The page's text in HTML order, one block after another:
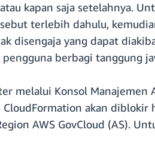
kapan saja setelahnya.
terlebih dahulu,
disengaja yang dapat
berbagi tanggung
melalui Konsol Manajemen
akan
AWS GovCloud (AS).